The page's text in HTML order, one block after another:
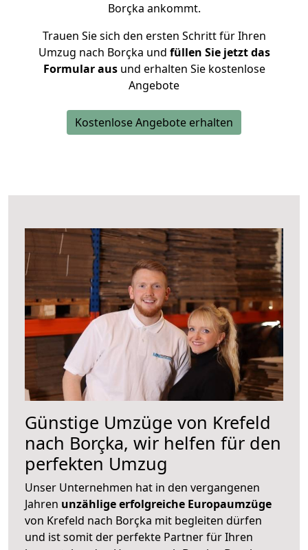
Borçka ankommt.
Trauen Sie sich den ersten Schritt für Ihren
Umzug nach Borçka und füllen Sie jetzt das
Formular ausund erhalten Sie kostenlose
Angebote
Kostenlose Angebote erhalten
Günstige Umzüge von Krefeld
nach Borçka, wir helfen für den
perfekten Umzug
Unser Unternehmen hat in den vergangenen
Jahren unzählige erfolgreiche Europaumzüge
von Krefeld nach Borçka mit begleiten dürfen
und ist somit der perfekte Partner für Ihren